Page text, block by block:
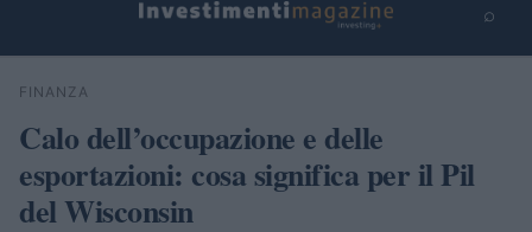
⌕
Cerca
FINANZA
Calo dell’occupazione e delle
esportazioni: cosa significa per il Pil
del Wisconsin